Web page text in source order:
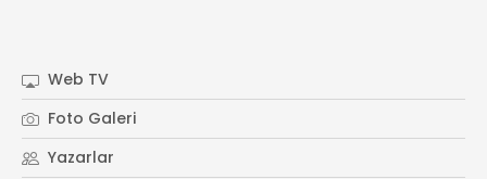
Web TV
Foto Galeri
Yazarlar